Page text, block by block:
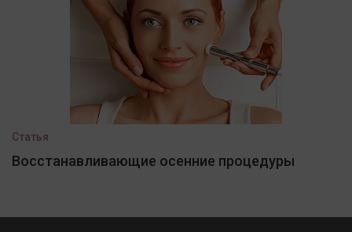
Статья
Восстанавливающие осенние процедуры